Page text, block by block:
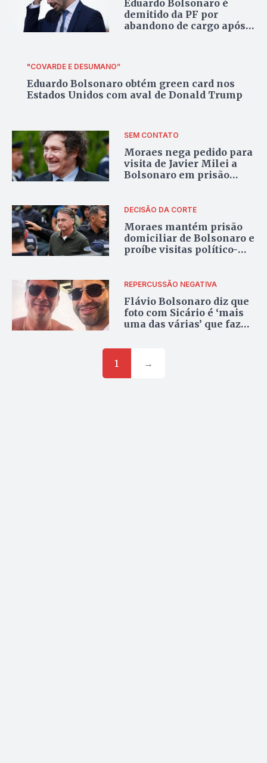
Eduardo Bolsonaro é
demitido da PF por
abandono de cargo após
"COVARDE E DESUMANO”
Eduardo Bolsonaro obtém green card nos
Estados Unidos com aval de Donald Trump
SEM CONTATO
Moraes nega pedido para
visita de Javier Milei a
Bolsonaro em prisão
DECISÃO DA CORTE
Moraes mantém prisão
domiciliar de Bolsonaro e
proíbe visitas político-
REPERCUSSÃO NEGATIVA
Flávio Bolsonaro diz que
foto com Sicário é ‘mais
uma das várias’ que faz
1 →